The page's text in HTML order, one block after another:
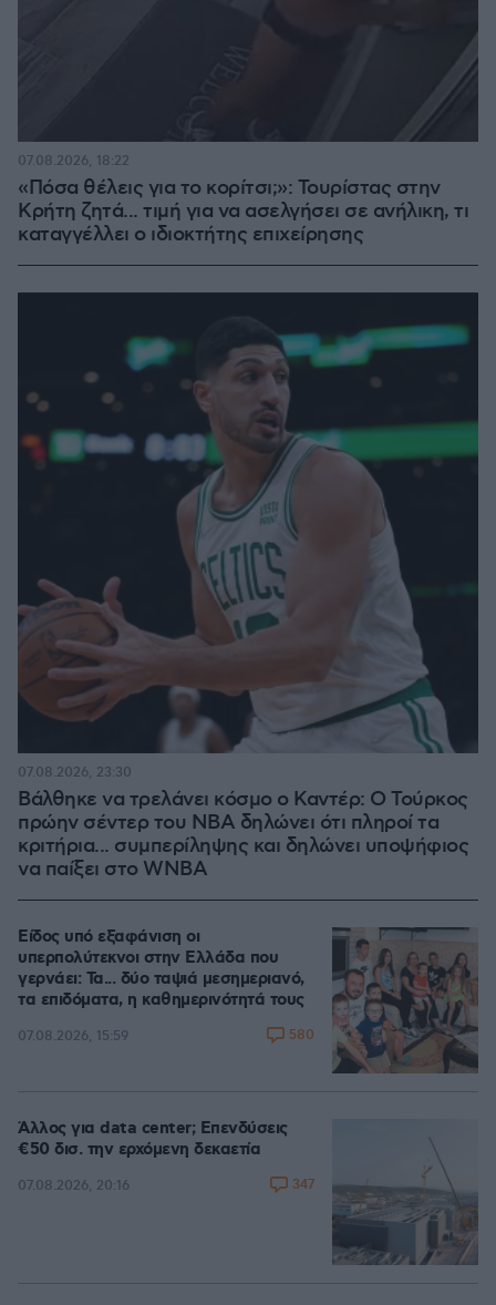
«Πόσα θέλεις για το κορίτσι;»: Τουρίστας στην
Κρήτη ζητά... τιμή για να ασελγήσει σε ανήλικη, τι
καταγγέλλει ο ιδιοκτήτης επιχείρησης
07.08.2026, 18:22
Βάλθηκε να τρελάνει κόσμο ο Καντέρ: Ο Τούρκος
πρώην σέντερ του NBA δηλώνει ότι πληροί τα
κριτήρια... συμπερίληψης και δηλώνει υποψήφιος
να παίξει στο WNBA
07.08.2026, 23:30
Είδος υπό εξαφάνιση οι
υπερπολύτεκνοι στην Ελλάδα που
γερνάει: Τα... δύο ταψιά μεσημεριανό,
τα επιδόματα, η καθημερινότητά τους
07.08.2026, 15:59 580
Άλλος για data center; Επενδύσεις
€50 δισ. την ερχόμενη δεκαετία
07.08.2026, 20:16 347